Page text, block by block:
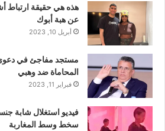
هذه هي حقيقة ارتباط
عن هبة أبوك
أبريل 10, 2023
مستجد مفاجئ في دعوى
المحاماة ضد وهبي
فبراير 11, 2023
فيديو استغلال شابة
سخط وسط المغاربة